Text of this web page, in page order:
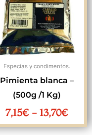
Especias y condimentos.
Pimienta blanca –
(500g /1 Kg)
7,15€ - 13,70€
7,15€
hasta